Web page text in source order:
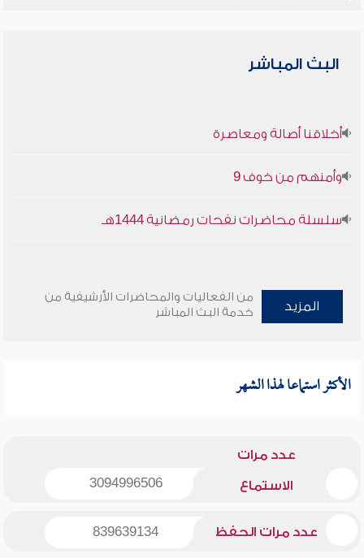
البث المباشر
أخلاقنا أصالة ومعاصرة
وأمنهم من خوف 9
سلسلة محاضرات نفحات رمضانية 1444هـ
المزيد
من الفعاليات والمحاضرات الأرشيفية من
خدمة البث المباشر
الأكثر استماعا لهذا الشهر
عدد مرات
الاستماع 3094996506
عدد مرات الحفظ 839639134